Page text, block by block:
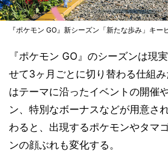
『ポケモン GO』新シーズン「新たな歩み」キー
『ポケモン GO』のシーズンは現
せて3ヶ月ごとに切り替わる仕組
はテーマに沿ったイベントの開催
ン、特別なボーナスなどが用意さ
わると、出現するポケモンやタマ
ンの顔ぶれも変化する。